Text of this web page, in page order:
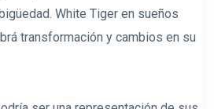
White Tiger en sueños
transformación y cambios en su